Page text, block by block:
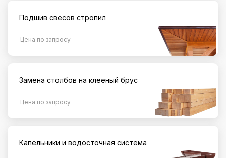
Подшив свесов стропил
Цена по запросу
Замена столбов на клееный брус
Цена по запросу
Капельники и водосточная система